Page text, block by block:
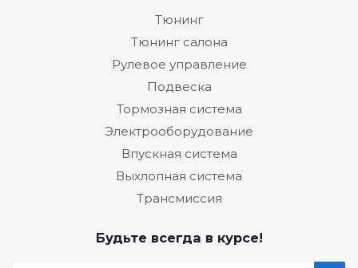
Тюнинг
Тюнинг салона
Рулевое управление
Подвеска
Тормозная система
Электрооборудование
Впускная система
Выхлопная система
Трансмиссия
Будьте всегда в курсе!